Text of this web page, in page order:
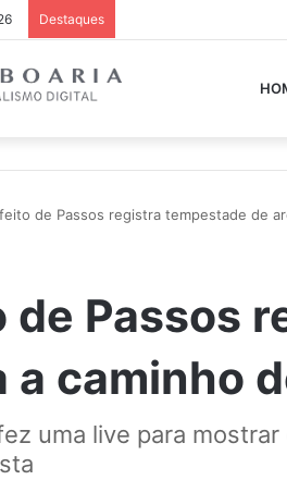
Destaques
de Passos registra tempestade de
de Passos
a caminho
uma live para